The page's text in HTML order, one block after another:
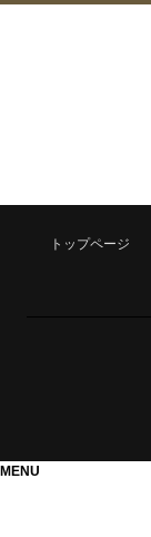
トップページ
MENU